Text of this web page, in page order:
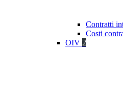
Contratti
Costi
OIV 2